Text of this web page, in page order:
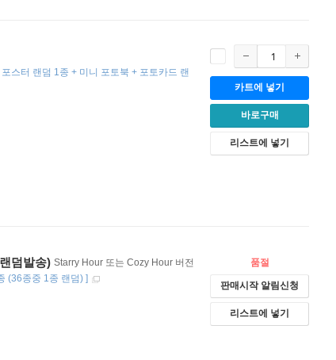
스터 랜덤 1종 + 미니 포토북 + 포토카드 랜
카트에 넣기
바로구매
리스트에 넣기
덤발송) Starry Hour 또는 Cozy Hour 버전
(36종중 1종 랜덤) ]
품절
판매시작 알림신청
리스트에 넣기